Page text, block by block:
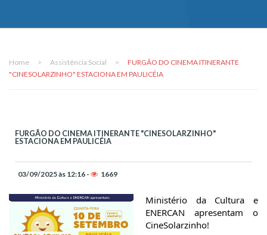
Home > Assistência Social >
FURGÃO DO CINEMA ITINERANTE
"CINESOLARZINHO" ESTACIONA EM PAULICÉIA
FURGÃO DO CINEMA ITINERANTE "CINESOLARZINHO"
ESTACIONA EM PAULICÉIA
03/09/2025 às 12:16 - 1669
Ministério da Cultura e
ENERCAN apresentam o
CineSolarzinho!